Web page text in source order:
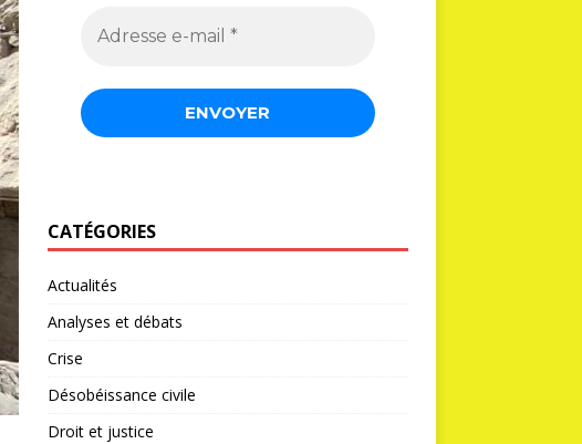
CATÉGORIES
Actualités
Analyses et débats
Crise
Désobéissance civile
Droit et justice